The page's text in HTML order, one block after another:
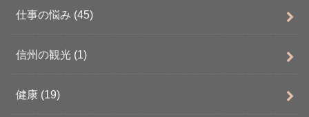
仕事の悩み (45)
信州の観光 (1)
健康 (19)